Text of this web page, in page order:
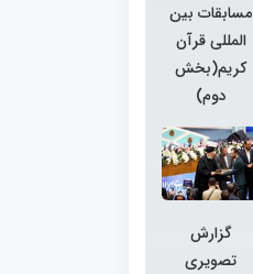
مسابقات بین
المللی قرآن
کریم(بخش
دوم)
گزارش
تصویری